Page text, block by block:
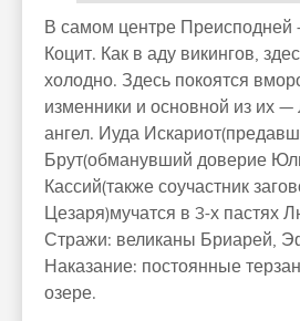
В самом центре Преисподней
Коцит. Как в аду викингов,
холодно. Здесь покоятся
изменники и основной из их
ангел. Иуда
Брут(обманувший доверие
Кассий(также соучастник
Цезаря)мучатся в 3-х пастях
Стражи: великаны Бриарей,
Наказание: постоянные
озере.